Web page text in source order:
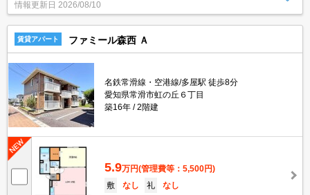
情報更新日 2026/08/10
賃貸アパート ファミール森西 Ａ
名鉄常滑線・空港線/多屋駅 徒歩8分
愛知県常滑市虹の丘６丁目
築16年
2階建
5.9万円(管理費等：5,500円)
敷
なし 礼
なし